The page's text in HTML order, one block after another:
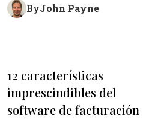
ByJohn Payne
12 características
imprescindibles del
software de facturación